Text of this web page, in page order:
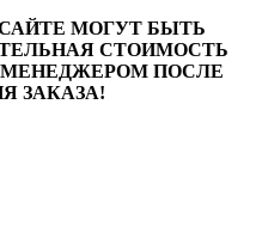
МОГУТ БЫТЬ
СТОИМОСТЬ
МЕНЕДЖЕРОМ ПОСЛЕ
ЗАКАЗА!